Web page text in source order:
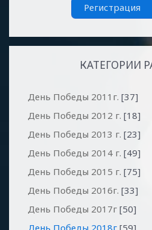
Регистрация
КАТЕГОРИИ
День Победы 2011г. [37]
День Победы 2012 г. [18]
День Победы 2013 г. [23]
День Победы 2014 г. [49]
День Победы 2015 г. [75]
День Победы 2016г. [33]
День Победы 2017г [50]
День Победы 2018г [59]